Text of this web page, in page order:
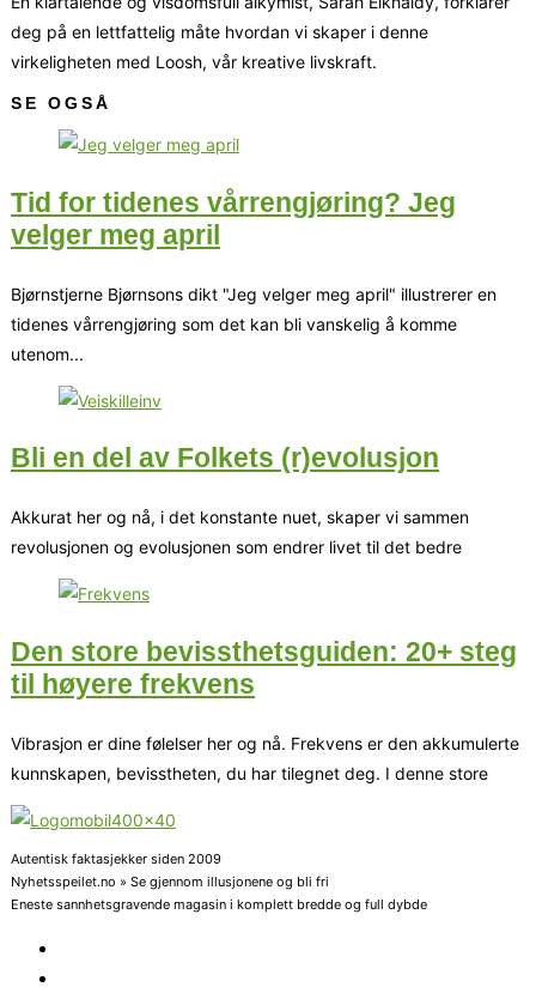
deg på en lettfattelig måte hvordan vi skaper i denne
virkeligheten med Loosh, vår kreative livskraft.
SE OGSÅ
Tid for tidenes vårrengjøring? Jeg
velger meg april
Bjørnstjerne Bjørnsons dikt "Jeg velger meg april" illustrerer en
tidenes vårrengjøring som det kan bli vanskelig å komme
utenom...
Bli en del av Folkets (r)evolusjon
Akkurat her og nå, i det konstante nuet, skaper vi sammen
revolusjonen og evolusjonen som endrer livet til det bedre
Den store bevissthetsguiden: 20+ steg
til høyere frekvens
Vibrasjon er dine følelser her og nå. Frekvens er den akkumulerte
kunnskapen, bevisstheten, du har tilegnet deg. I denne store
Autentisk faktasjekker siden 2009
Nyhetsspeilet.no » Se gjennom illusjonene og bli fri
Eneste sannhetsgravende magasin i komplett bredde og full dybde